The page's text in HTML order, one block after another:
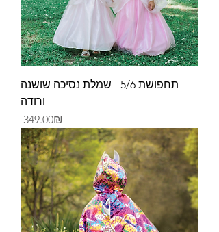
תחפושת 5/6 - שמלת נסיכה שושנה
ורודה
Price
‏349.00 ‏₪